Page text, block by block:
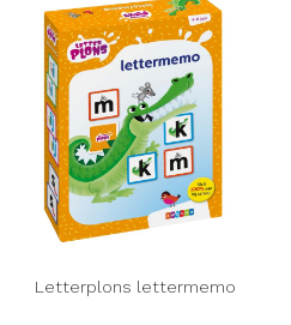
Letterplons lettermemo